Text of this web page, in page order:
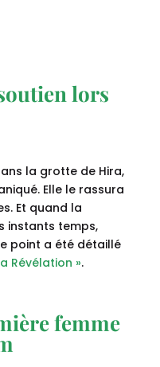
lors
la grotte de Hira,
Elle le rassura
Et quand la
instants temps,
point a été détaillé
Révélation ».
femme